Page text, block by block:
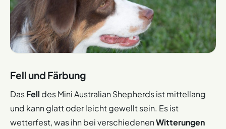
Fell und Färbung
DasFell des Mini Australian Shepherds ist mittellang
und kann glatt oder leicht gewellt sein. Es ist
wetterfest, was ihn bei verschiedenenWitterungen